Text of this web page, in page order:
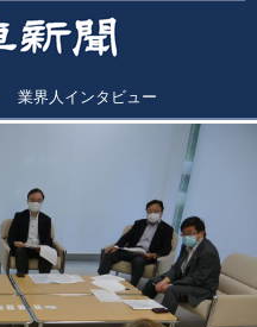
業界人インタビュー